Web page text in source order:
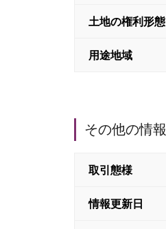
土地の権利形態
用途地域
その他の情報
取引態様
情報更新日